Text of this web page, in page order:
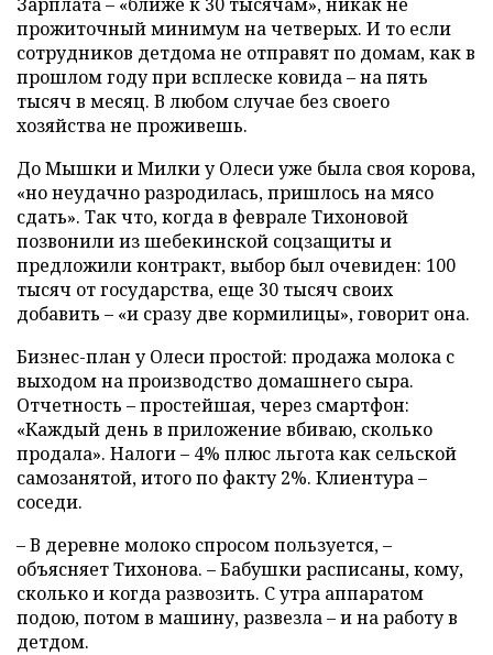
прожиточный минимум на четверых. И то если
сотрудников детдома не отправят по домам, как в
прошлом году при всплеске ковида – на пять
тысяч в месяц. В любом случае без своего
хозяйства не проживешь.
До Мышки и Милки у Олеси уже была своя корова,
«но неудачно разродилась, пришлось на мясо
сдать». Так что, когда в феврале Тихоновой
позвонили из шебекинской соцзащиты и
предложили контракт, выбор был очевиден: 100
тысяч от государства, еще 30 тысяч своих
добавить – «и сразу две кормилицы», говорит она.
Бизнес-план у Олеси простой: продажа молока с
выходом на производство домашнего сыра.
Отчетность – простейшая, через смартфон:
«Каждый день в приложение вбиваю, сколько
продала». Налоги – 4% плюс льгота как сельской
самозанятой, итого по факту 2%. Клиентура –
соседи.
– В деревне молоко спросом пользуется, –
объясняет Тихонова. – Бабушки расписаны, кому,
сколько и когда развозить. С утра аппаратом
подою, потом в машину, развезла – и на работу в
детдом.